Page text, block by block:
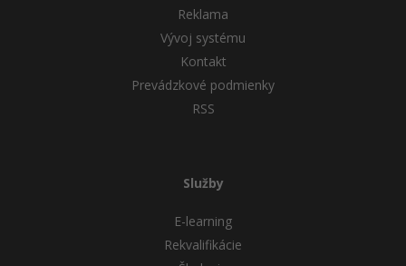
Reklama
Vývoj systému
Kontakt
Prevádzkové podmienky
RSS
Služby
E-learning
Rekvalifikácie